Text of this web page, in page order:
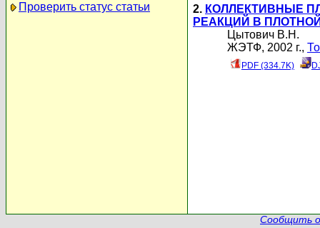
Проверить статус статьи
2. КОЛЛЕКТИВНЫЕ
РЕАКЦИЙ В
Цытович В.Н.
ЖЭТФ, 2002 г.,
PDF (334.7K)
Сообщить о